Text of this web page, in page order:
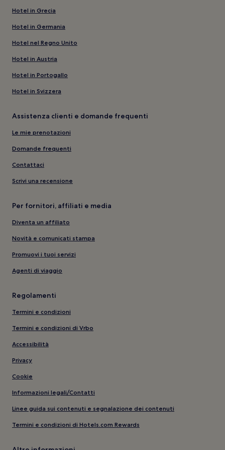
Hotel in Grecia
Hotel in Germania
Hotel nel Regno Unito
Hotel in Austria
Hotel in Portogallo
Hotel in Svizzera
Assistenza clienti e domande frequenti
Le mie prenotazioni
Domande frequenti
Contattaci
Scrivi una recensione
Per fornitori, affiliati e media
Diventa un affiliato
Novità e comunicati stampa
Promuovi i tuoi servizi
Agenti di viaggio
Regolamenti
Termini e condizioni
Termini e condizioni di Vrbo
Accessibilità
Privacy
Cookie
Informazioni legali/Contatti
Linee guida sui contenuti e segnalazione dei contenuti
Termini e condizioni di Hotels.com Rewards